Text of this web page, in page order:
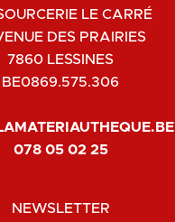
LE CARRÉ
DES PRAIRIES
7860 LESSINES
BE0869.575.306
078 05 02 25
NEWSLETTER